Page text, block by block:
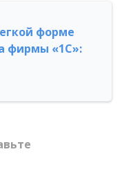
форме
фирмы «1С»: